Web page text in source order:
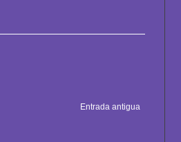
Entrada antigua